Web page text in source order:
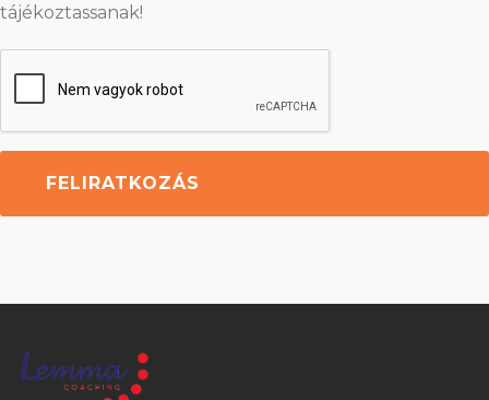
tájékoztassanak!